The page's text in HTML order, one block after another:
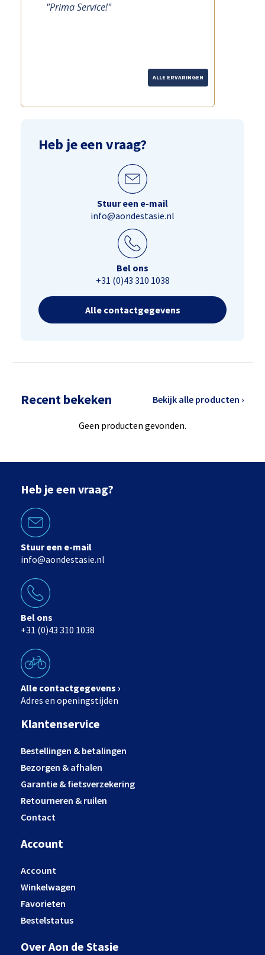
"Prima Service!"
ALLE ERVARINGEN
Heb je een vraag?
Stuur een e-mail
info@aondestasie.nl
Bel ons
+31 (0)43 310 1038
Alle contactgegevens
Recent bekeken Bekijk alle producten ›
Geen producten gevonden.
Heb je een vraag?
Stuur een e-mail
info@aondestasie.nl
Bel ons
+31 (0)43 310 1038
Alle contactgegevens ›
Adres en openingstijden
Klantenservice
Bestellingen & betalingen
Bezorgen & afhalen
Garantie & fietsverzekering
Retourneren & ruilen
Contact
Account
Account
Winkelwagen
Favorieten
Bestelstatus
Over Aon de Stasie